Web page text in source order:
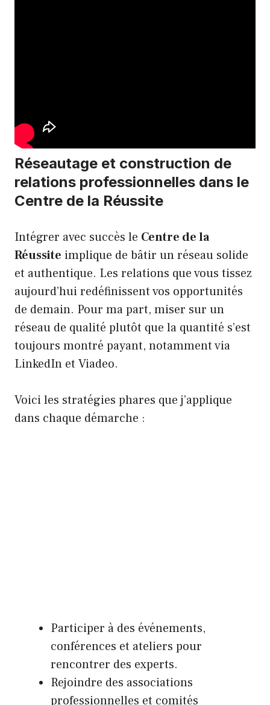
Réseautage et construction de
relations professionnelles dans le
Centre de la Réussite
Intégrer avec succès le Centre de la
Réussite implique de bâtir un réseau solide
et authentique. Les relations que vous tissez
aujourd’hui redéfinissent vos opportunités
de demain. Pour ma part, miser sur un
réseau de qualité plutôt que la quantité s’est
toujours montré payant, notamment via
LinkedIn et Viadeo.
Voici les stratégies phares que j’applique
dans chaque démarche :
Participer à des événements,
conférences et ateliers pour
rencontrer des experts.
Rejoindre des associations
professionnelles et comités